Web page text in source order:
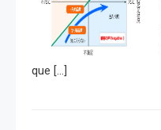
que […]